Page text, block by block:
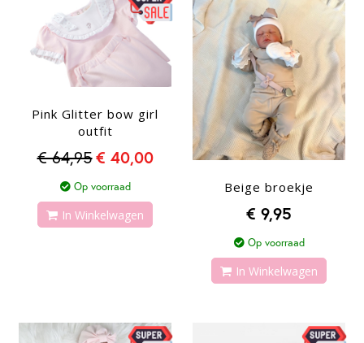
Pink Glitter bow girl
outfit
€ 64,95€ 40,00
Op voorraad
In Winkelwagen
Beige broekje
€ 9,95
Op voorraad
In Winkelwagen